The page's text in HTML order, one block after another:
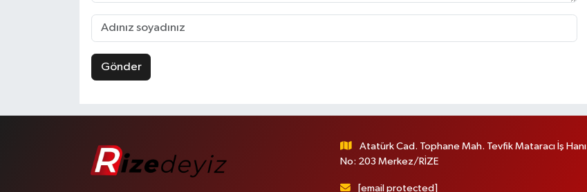
Gönder
Atatürk Cad. Tophane Mah. Tevfik Mataracı İş Hanı
No: 203 Merkez/RİZE
[email protected]